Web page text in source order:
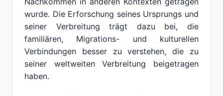
wurde. Die Erforschung seines Ursprungs und
seiner Verbreitung trägt dazu bei, die
familiären, Migrations- und kulturellen
Verbindungen besser zu verstehen, die zu
seiner weltweiten Verbreitung beigetragen
haben.